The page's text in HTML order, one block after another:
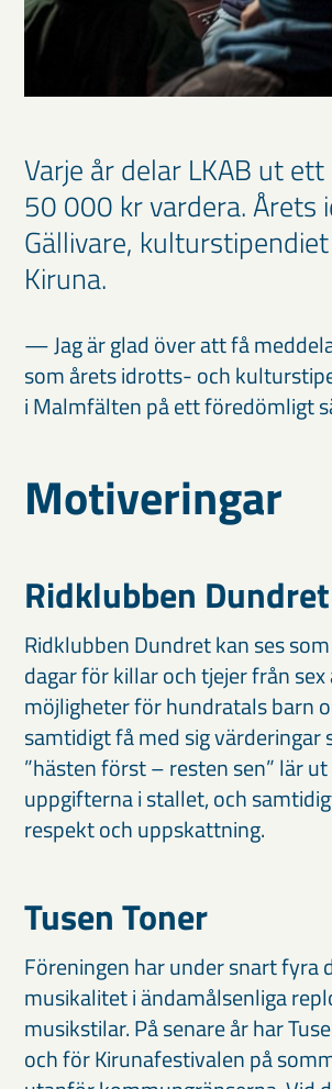
Varje år delar LKAB ut
50 000 kr vardera.
Gällivare,
Kiruna.
— Jag är glad över att få
som årets idrotts- och
i Malmfälten på ett föredömligt
Motiveringar
Ridklubben Dundret
Ridklubben Dundret kan ses
dagar för killar och tjejer från
möjligheter för hundratals barn
samtidigt få med sig
”hästen först – resten sen” lär
uppgifterna i stallet, och
respekt och uppskattning.
Tusen Toner
Föreningen har under snart
musikalitet i ändamålsenliga
musikstilar. På senare år har
och för Kirunafestivalen på